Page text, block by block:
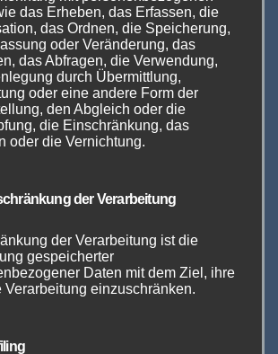
die in Kleinserie Dampfsysteme
selbst herstellen und selbst
ihren unermüdlichen
Experimentierfreude und der
erschaffen sie Geräte,
noch viele neue Innovationen
wieder, aber das zeigt, dass man
auch keinen Massenmarkt
das Erheben, das Erfassen, die
das Ordnen, die Speicherung,
oder Veränderung, das
das Abfragen, die Verwendung,
durch Übermittlung,
oder eine andere Form der
den Abgleich oder die
die Einschränkung, das
oder die Vernichtung.
der Verarbeitung
der Verarbeitung ist die
gespeicherter
Daten mit dem Ziel, ihre
Verarbeitung einzuschränken.